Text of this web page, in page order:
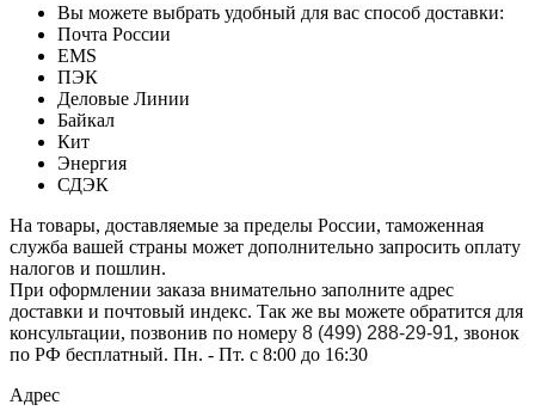
Вы можете выбрать удобный для вас способ доставки:
Почта России
EMS
ПЭК
Деловые Линии
Байкал
Кит
Энергия
СДЭК
На товары, доставляемые за пределы России, таможенная
служба вашей страны может дополнительно запросить оплату
налогов и пошлин.
При оформлении заказа внимательно заполните адрес
доставки и почтовый индекс. Так же вы можете обратится для
консультации, позвонив по номеру 8 (499) 288-29-91, звонок
по РФ бесплатный. Пн. - Пт. с 8:00 до 16:30
Адрес